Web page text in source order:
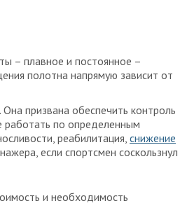
– плавное и постоянное –
полотна напрямую зависит от
Она призвана обеспечить контроль
по определенным
реабилитация, снижение
если спортсмен соскользнул
и необходимость